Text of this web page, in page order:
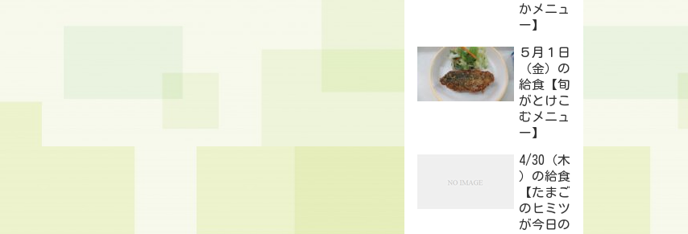
かメニュ
ー】
５月１日
（金）の
給食【旬
がとけこ
むメニュ
ー】
4/30（木
）の給食
【たまご
のヒミツ
が今日の